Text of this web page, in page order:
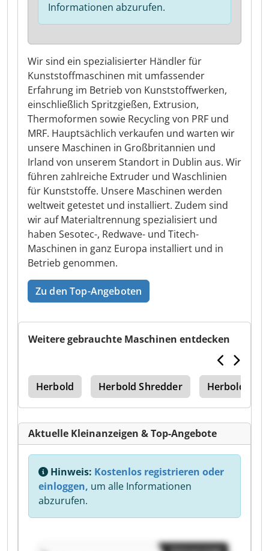
Wir sind ein spezialisierter Händler für
Kunststoffmaschinen mit umfassender
Erfahrung im Betrieb von Kunststoffwerken,
einschließlich Spritzgießen, Extrusion,
Thermoformen sowie Recycling von PRF und
MRF. Hauptsächlich verkaufen und warten wir
unsere Maschinen in Großbritannien und
Irland von unserem Standort in Dublin aus. Wir
führen zahlreiche Extruder und Waschlinien
für Kunststoffe. Unsere Maschinen werden
weltweit getestet und installiert. Zudem sind
wir auf Materialtrennung spezialisiert und
haben Sesotec-, Redwave- und Titech-
Maschinen in ganz Europa installiert und in
Betrieb genommen.
Zu den Top-Angeboten
Informationen abzurufen.
Weitere gebrauchte Maschinen entdecken
Herbold Herbold Shredder Herbold
Aktuelle Kleinanzeigen & Top-Angebote
Hinweis: Kostenlos registrieren oder
einloggen, um alle Informationen
abzurufen.